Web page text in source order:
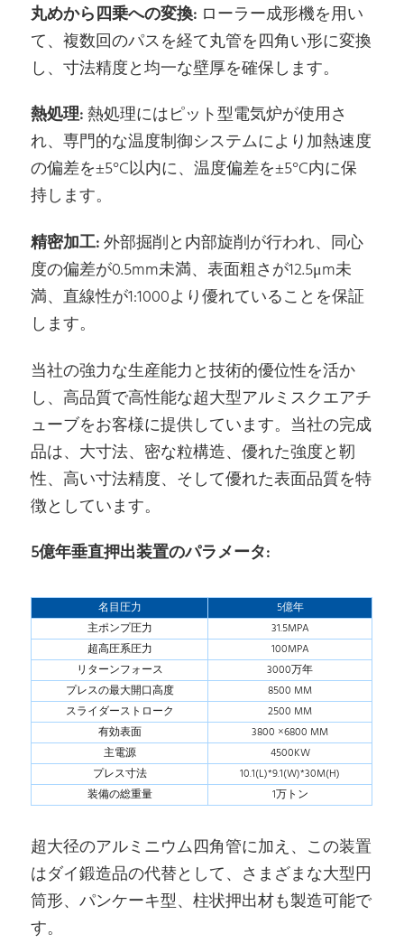
丸めから四乗への変換: ローラー成形機を用い
て、複数回のパスを経て丸管を四角い形に変換
し、寸法精度と均一な壁厚を確保します。
熱処理:熱処理にはピット型電気炉が使用さ
れ、専門的な温度制御システムにより加熱速度
の偏差を±5°C以内に、温度偏差を±5°C内に保
持します。
精密加工:外部掘削と内部旋削が行われ、同心
度の偏差が0.5mm未満、表面粗さが12.5μm未
満、直線性が1:1000より優れていることを保証
します。
当社の強力な生産能力と技術的優位性を活か
し、高品質で高性能な超大型アルミスクエアチ
ューブをお客様に提供しています。当社の完成
品は、大寸法、密な粒構造、優れた強度と靭
性、高い寸法精度、そして優れた表面品質を特
徴としています。
5億年垂直押出装置のパラメータ:
名目圧力
5億年
主ポンプ圧力
31.5MPA
超高圧系圧力
100MPA
リターンフォース
3000万年
プレスの最大開口高度
8500 MM
スライダーストローク
2500 MM
有効表面
3800 ×6800 MM
主電源
4500KW
プレス寸法
10.1(L)*9.1(W)*30M(H)
装備の総重量
1万トン
超大径のアルミニウム四角管に加え、この装置
はダイ鍛造品の代替として、さまざまな大型円
筒形、パンケーキ型、柱状押出材も製造可能で
す。